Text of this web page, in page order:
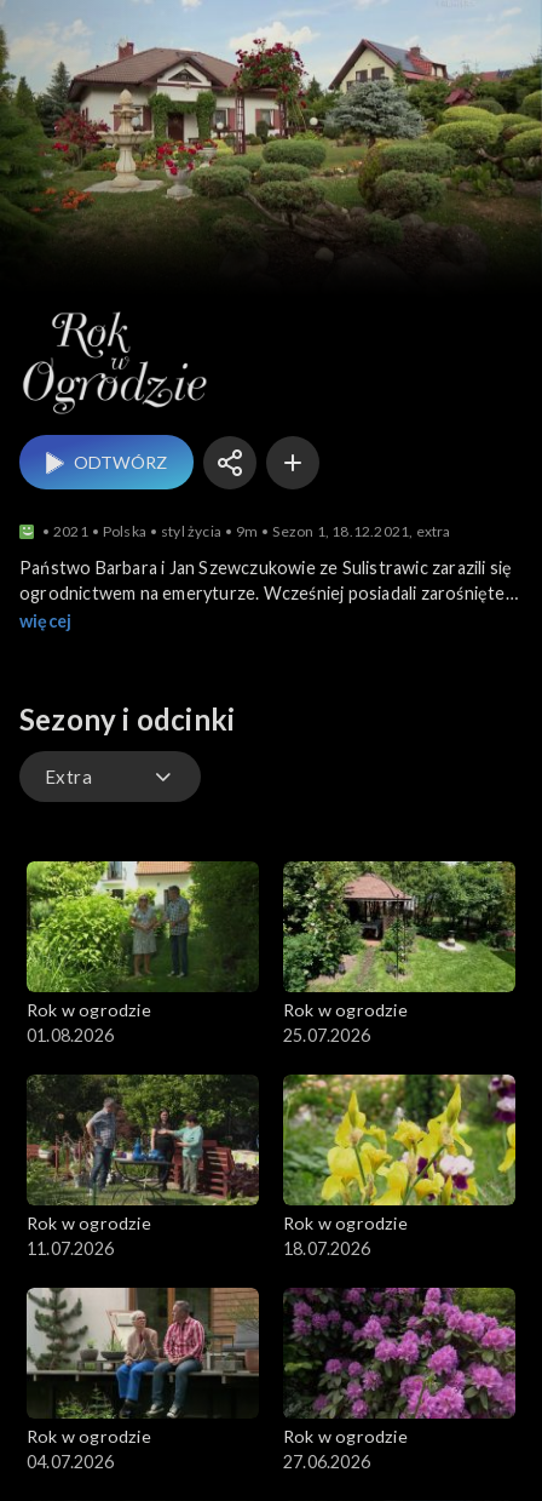
Rok w ogrodzie
ODTWÓRZ
2021 Polska styl życia 9m Sezon 1, 18.12.2021, extra
Państwo Barbara i Jan Szewczukowie ze Sulistrawic zarazili się
ogrodnictwem na emeryturze. Wcześniej posiadali zarośnięte
trawą pole, które stopniowo zamieniali na rabaty, sadzili drzewa
temu miejscu bardzo osobisty charakter.
więcej
Sezony i odcinki
Extra
Extra
Rok w ogrodzie
01.08.2026
Rok w ogrodzie
25.07.2026
Rok w ogrodzie
11.07.2026
Rok w ogrodzie
18.07.2026
Rok w ogrodzie
04.07.2026
Rok w ogrodzie
27.06.2026